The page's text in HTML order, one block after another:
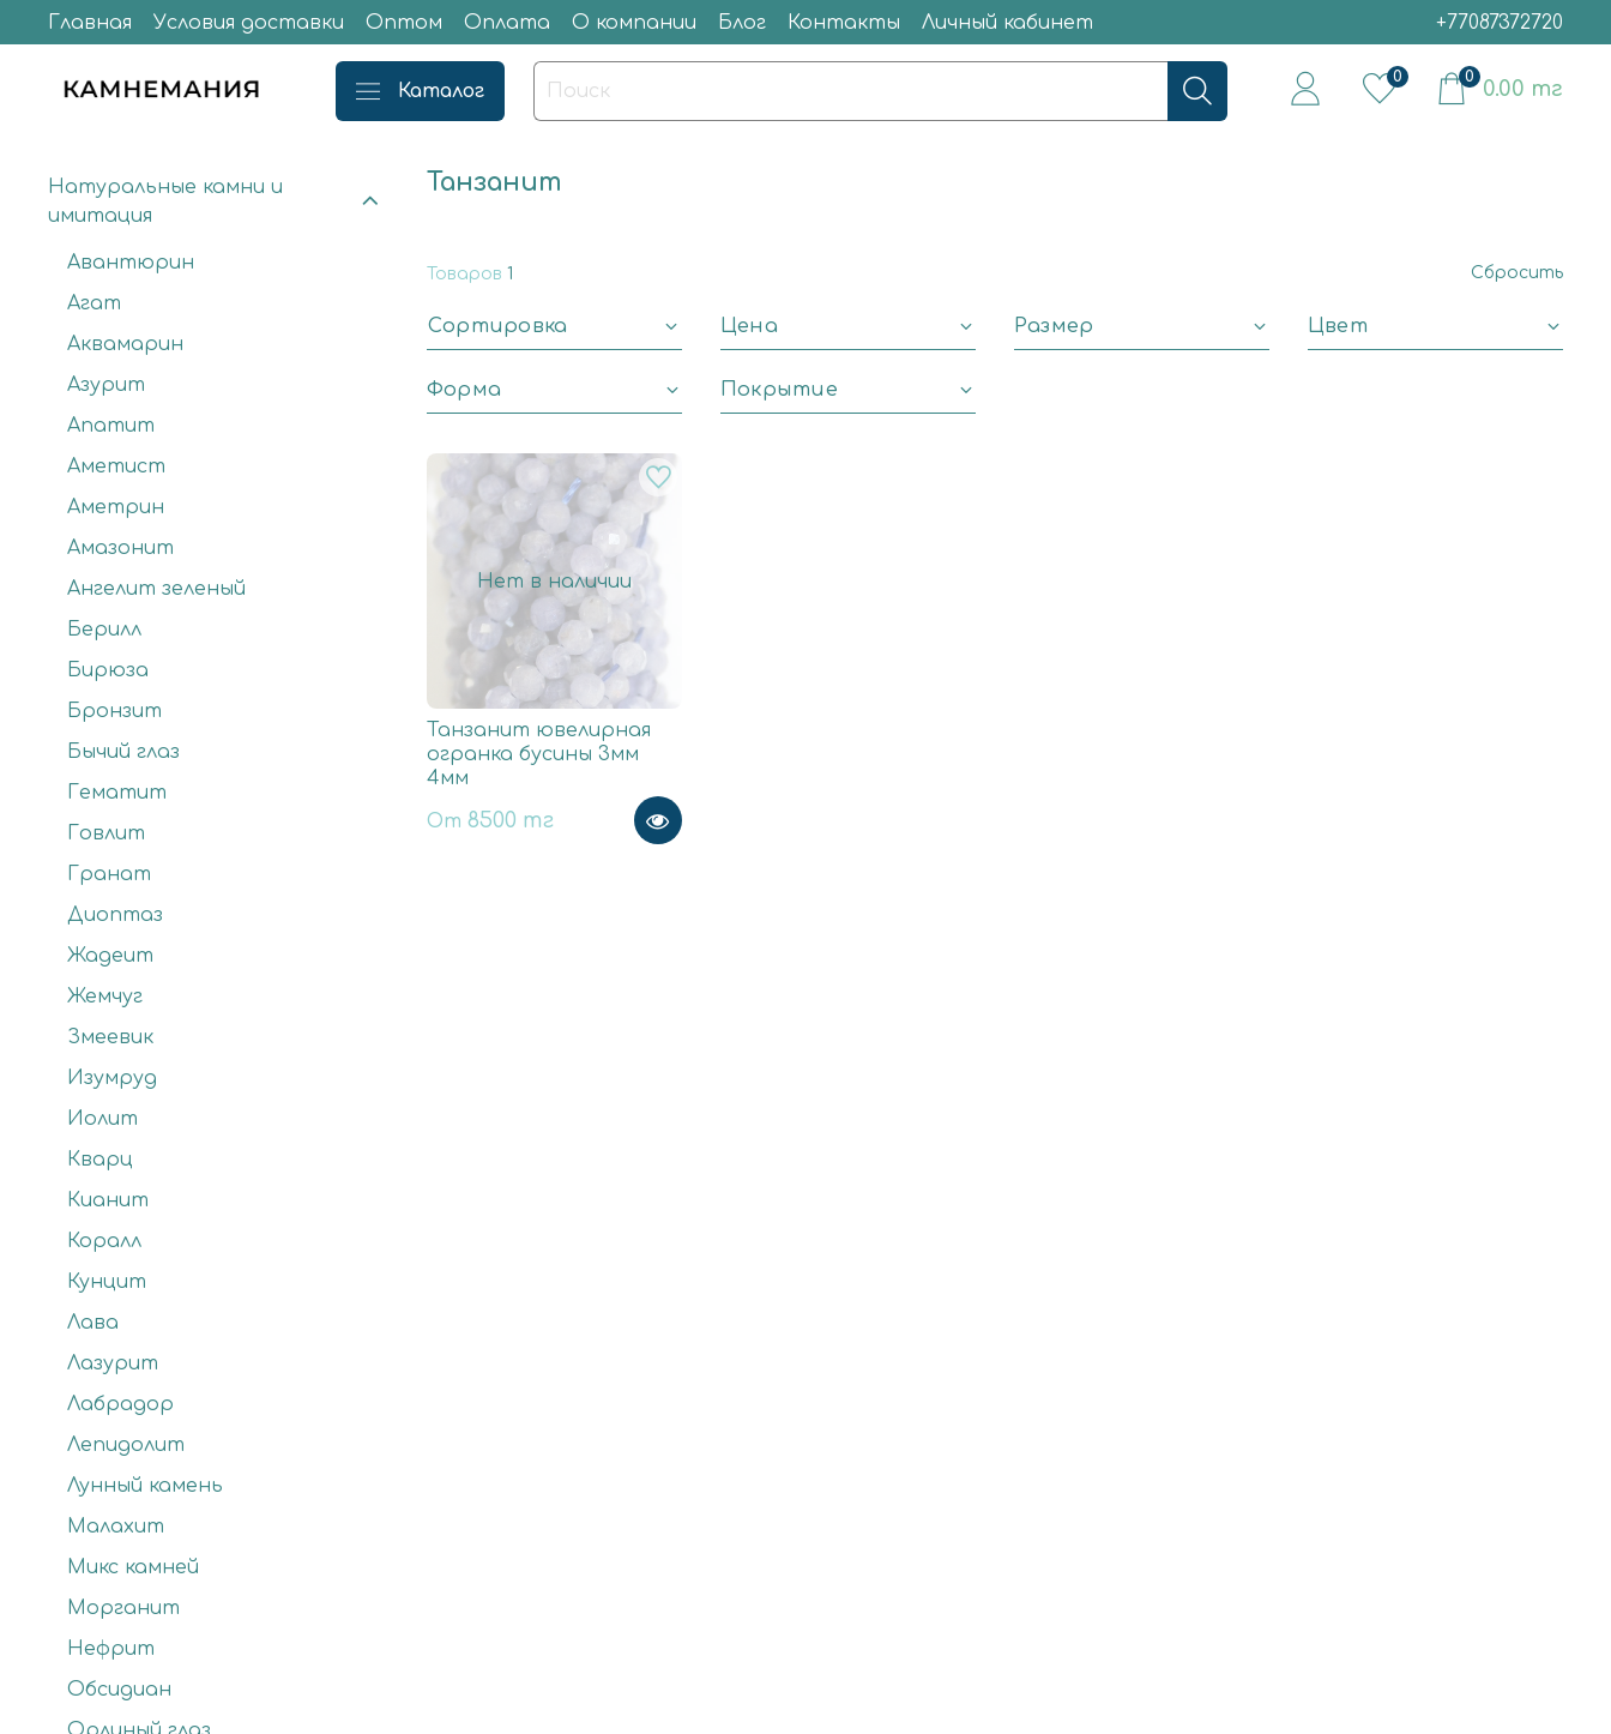
Главная Условия доставки Оптом Оплата О компании Блог Контакты Личный кабинет +77087372720
Каталог
0 0 0.00 тг
Танзанит
Товаров 1 Сбросить
Сортировка Цена Размер Цвет
Форма Покрытие
Нет в наличии
Танзанит ювелирная
огранка бусины 3мм
4мм
От 8500 тг
Натуральные камни и
имитация
Авантюрин
Агат
Аквамарин
Азурит
Апатит
Аметист
Аметрин
Амазонит
Ангелит зеленый
Берилл
Бирюза
Бронзит
Бычий глаз
Гематит
Говлит
Гранат
Диоптаз
Жадеит
Жемчуг
Змеевик
Изумруд
Иолит
Кварц
Кианит
Коралл
Кунцит
Лава
Лазурит
Лабрадор
Лепидолит
Лунный камень
Малахит
Микс камней
Морганит
Нефрит
Обсидиан